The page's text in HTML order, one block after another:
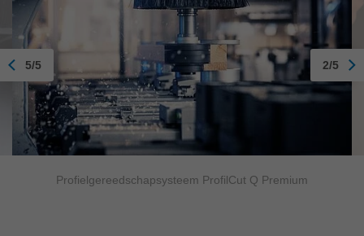
Profielgereedschapsysteem ProfilCut Q Premium
5/5 2/5